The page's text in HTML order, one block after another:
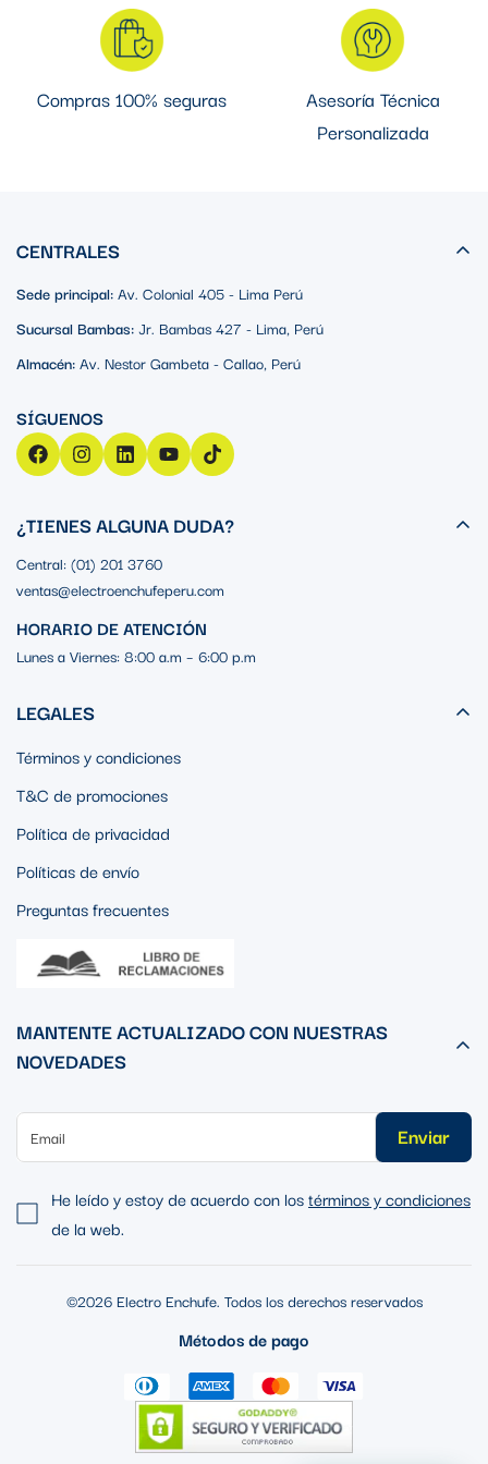
Compras 100% seguras
Asesoría Técnica
Personalizada
CENTRALES
Sede principal:Av. Colonial 405 - Lima Perú
Sucursal Bambas:Jr. Bambas 427 - Lima, Perú
Almacén:Av. Nestor Gambeta - Callao, Perú
¿TIENES ALGUNA DUDA?
Central: (01) 201 3760
ventas@electroenchufeperu.com
HORARIO DE ATENCIÓN
Lunes a Viernes: 8:00 a.m – 6:00 p.m
LEGALES
Términos y condiciones
T&C de promociones
Política de privacidad
Políticas de envío
Preguntas frecuentes
MANTENTE ACTUALIZADO CON NUESTRAS
NOVEDADES
Enviar
He leído y estoy de acuerdo con lostérminos y condiciones
de la web.
©2026 Electro Enchufe. Todos los derechos reservados
Métodos de pago